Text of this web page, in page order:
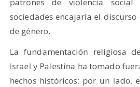
sociedades encajaría el discurso
de género.
La fundamentación religiosa
Israel y Palestina ha tomado
hechos históricos: por un lado,